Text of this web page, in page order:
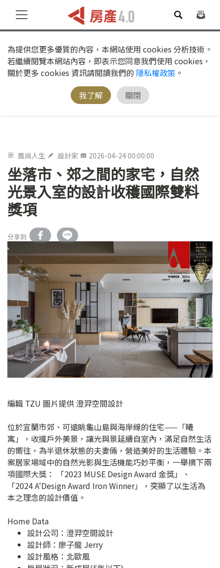
為提供您更多優質的內容，本網站使用 cookies 分析技術。
若繼續閱覽本網站內容，即表示您同意我們使用 cookies，
關於更多 cookies 資訊請閱讀我們的 隱私權政策 。
我了解
關閉
風尚人生 設計家 2026-04-24 00:00:00
坐落市、郊之間的家宅，自然
光景入室的設計收穫國際雙料
獎項
分享到
編輯 TZU 圖片提供 澄羿空間設計
位於宜蘭市郊、可遠眺龜山島與海岸線的住宅——「曦
寓」，收攏戶外美景，讓光與景延續自室內，滿足自然生活
的嚮往，為半退休狀態的夫妻倆，營造美好的生活體驗。本
案居家場域中的自然光影與生活機能巧妙平衡，一舉摘下兩
項國際大獎： 「2023 MUSE Design Award 金獎」、
「2024 A'Design Award Iron Winner」，突顯了以生活為
本之理念的設計價值。
Home Data
設計公司： 澄羿空間設計
設計師：廖子龍 Jerry
設計風格：北歐風